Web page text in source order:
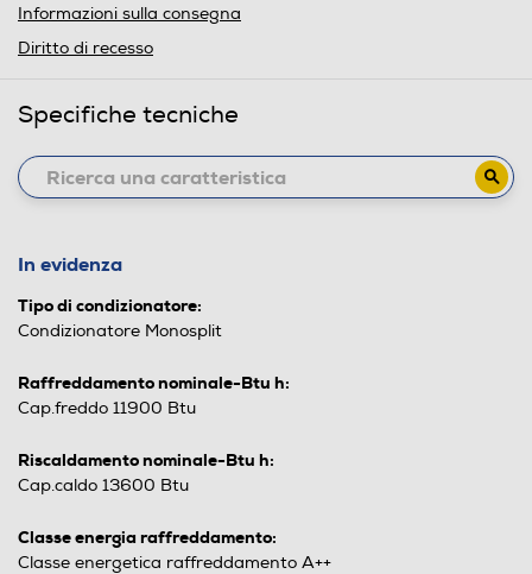
Informazioni sulla consegna
Diritto di recesso
Specifiche tecniche
In evidenza
Tipo di condizionatore:
Condizionatore Monosplit
Raffreddamento nominale-Btu h:
Cap.freddo 11900 Btu
Riscaldamento nominale-Btu h:
Cap.caldo 13600 Btu
Classe energia raffreddamento:
Classe energetica raffreddamento A++